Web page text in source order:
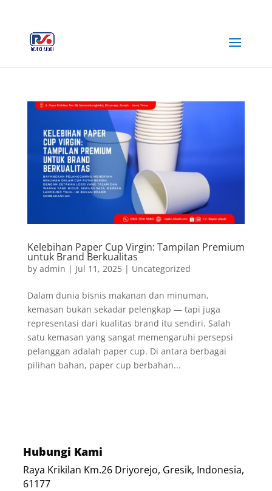
Kelebihan Paper Cup Virgin: Tampilan Premium
untuk Brand Berkualitas
by admin | Jul 11, 2025| Uncategorized
Dalam dunia bisnis makanan dan minuman,
kemasan bukan sekadar pelengkap — tapi juga
representasi dari kualitas brand itu sendiri. Salah
satu kemasan yang sangat memengaruhi persepsi
pelanggan adalah paper cup. Di antara berbagai
pilihan bahan, paper cup berbahan...
Hubungi Kami
Raya Krikilan Km.26 Driyorejo, Gresik, Indonesia,
61177